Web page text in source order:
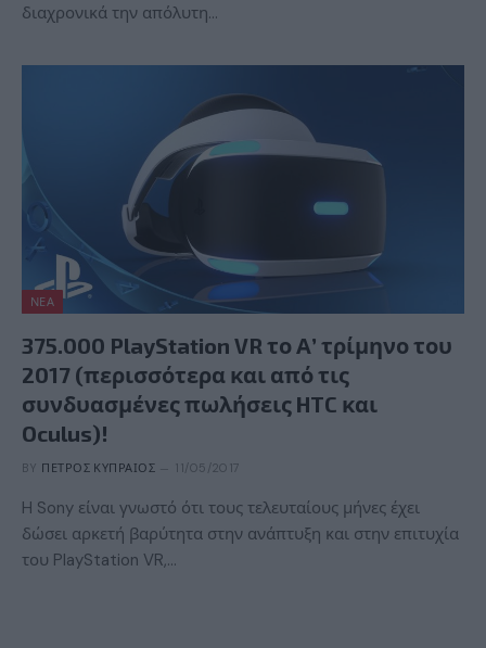
διαχρονικά την απόλυτη…
ΝΈΑ
375.000 PlayStation VR το Α’ τρίμηνο του
2017 (περισσότερα και από τις
συνδυασμένες πωλήσεις HTC και
Oculus)!
BY ΠΈΤΡΟΣ ΚΥΠΡΑΊΟΣ 11/05/2017
H Sony είναι γνωστό ότι τους τελευταίους μήνες έχει
δώσει αρκετή βαρύτητα στην ανάπτυξη και στην επιτυχία
του PlayStation VR,…